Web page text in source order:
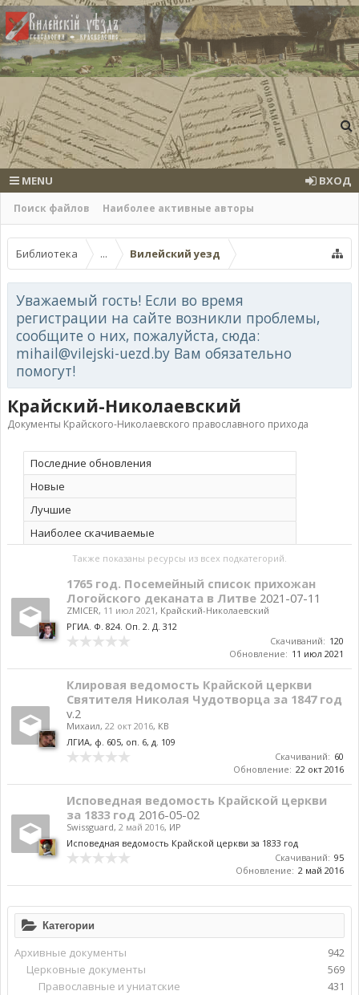
Поиск файлов Наиболее активные авторы
MENU ВХОД
Библиотека ... Вилейский уезд
Уважаемый гость! Если во время
регистрации на сайте возникли проблемы,
сообщите о них, пожалуйста, сюда:
mihail@vilejski-uezd.by Вам обязательно
помогут!
Крайский-Николаевский
Документы Крайского-Николаевского православного прихода
Категории
Архивные документы
942
Церковные документы
569
Православные и униатские
431
Последние обновления
Новые
Лучшие
Наиболее скачиваемые
Также показаны ресурсы из всех подкатегорий.
1765 год. Посемейный список прихожан
Логойского деканата в Литве 2021-07-11
ZMICER, 11 июл 2021, Крайский-Николаевский
РГИА. Ф. 824. Оп. 2. Д. 312
Скачиваний: 120
Обновление: 11 июл 2021
Клировая ведомость Крайской церкви
Святителя Николая Чудотворца за 1847 год
v.2
Михаил, 22 окт 2016, КВ
ЛГИА, ф. 605, оп. 6, д. 109
Скачиваний: 60
Обновление: 22 окт 2016
Исповедная ведомость Крайской церкви
за 1833 год 2016-05-02
Swissguard, 2 май 2016, ИР
Исповедная ведомость Крайской церкви за 1833 год
Скачиваний: 95
Обновление: 2 май 2016